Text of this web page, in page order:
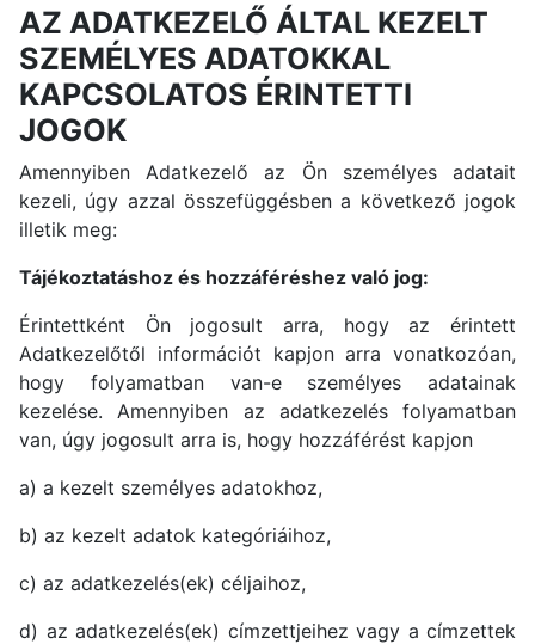
AZ ADATKEZELŐ ÁLTAL KEZELT
SZEMÉLYES ADATOKKAL
KAPCSOLATOS ÉRINTETTI
JOGOK
Amennyiben Adatkezelő az Ön személyes adatait
kezeli, úgy azzal összefüggésben a következő jogok
illetik meg:
Tájékoztatáshoz és hozzáféréshez való jog:
Érintettként Ön jogosult arra, hogy az érintett
Adatkezelőtől információt kapjon arra vonatkozóan,
hogy folyamatban van-e személyes adatainak
kezelése. Amennyiben az adatkezelés folyamatban
van, úgy jogosult arra is, hogy hozzáférést kapjon
a) a kezelt személyes adatokhoz,
b) az kezelt adatok kategóriáihoz,
c) az adatkezelés(ek) céljaihoz,
d) az adatkezelés(ek) címzettjeihez vagy a címzettek